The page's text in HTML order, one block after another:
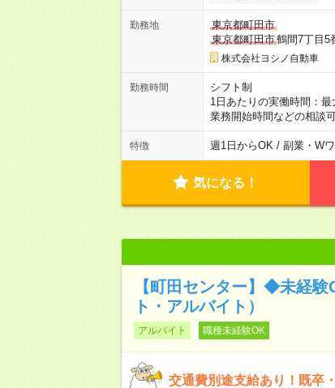
勤務地
東京都町田市
東京都町田市鶴間7丁目5
株式会社ヨシノ自動車
勤務時間
シフト制
1日あたりの実働時間：
業務開始時間などの相談
特徴 週1日からOK / 副業・W
気になる！
【町田センター】◆未経
ト・アルバイト）
アルバイト 職種未経験OK
交通費別途支給あり！既卒